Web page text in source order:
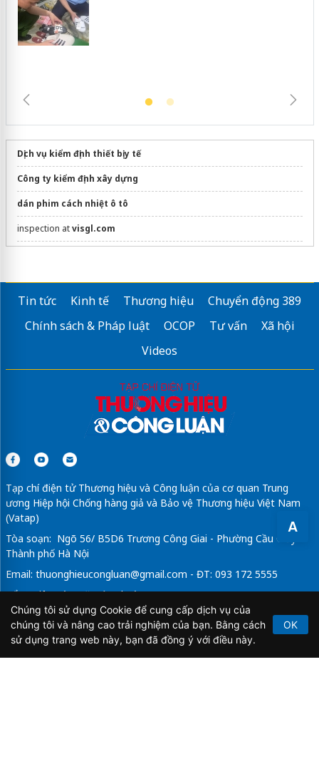
A
Dịch vụ kiểm định thiết bị y tế
Công ty kiểm định xây dựng
dán phim cách nhiệt ô tô
inspection atvisgl.com
Tin tức Kinh tế Thương hiệu
Chuyển động 389
Chính sách & Pháp luật
OCOP Tư vấn
Xã hội
Videos
Tạp chí điện tử Thương hiệu và Công luận của cơ quan Trung
ương Hiệp hội Chống hàng giả và Bảo vệ Thương hiệu Việt Nam
(Vatap)
Tòa soạn: Ngõ 56/ B5D6 Trương Công Giai - Phường Cầu Giấy -
Thành phố Hà Nội
Email: thuonghieucongluan@gmail.com - ĐT: 093 172 5555
Tổng Biên Tập: Vũ Đức Thuận
Giấy phép hoạt động báo chí điện tử số 64/GP-BTTTT do Bộ
Thông tin và Truyền thông cấp ngày 21/2/2020.
Chúng tôi sử dụng Cookie để cung cấp dịch vụ của
chúng tôi và nâng cao trải nghiệm của bạn. Bằng cách
sử dụng trang web này, bạn đã đồng ý với điều này.
OK